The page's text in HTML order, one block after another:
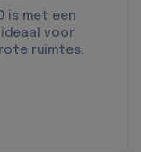
is met een
voor
ruimtes.